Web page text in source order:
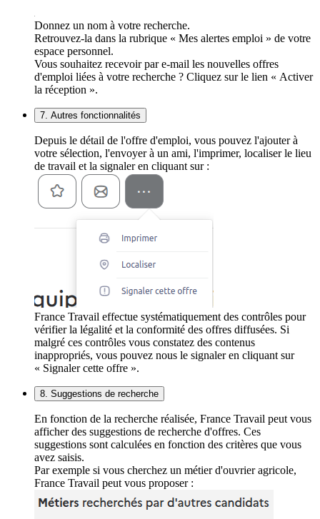
Donnez un nom à votre recherche.
Retrouvez-la dans la rubrique « Mes alertes emploi » de votre
espace personnel.
Vous souhaitez recevoir par e-mail les nouvelles offres
d'emploi liées à votre recherche ? Cliquez sur le lien « Activer
la réception ».
7. Autres fonctionnalités
Depuis le détail de l'offre d'emploi, vous pouvez l'ajouter à
votre sélection, l'envoyer à un ami, l'imprimer, localiser le lieu
de travail et la signaler en cliquant sur :
France Travail effectue systématiquement des contrôles pour
vérifier la légalité et la conformité des offres diffusées. Si
malgré ces contrôles vous constatez des contenus
inappropriés, vous pouvez nous le signaler en cliquant sur
« Signaler cette offre ».
8. Suggestions de recherche
En fonction de la recherche réalisée, France Travail peut vous
afficher des suggestions de recherche d'offres. Ces
suggestions sont calculées en fonction des critères que vous
avez saisis.
Par exemple si vous cherchez un métier d'ouvrier agricole,
France Travail peut vous proposer :